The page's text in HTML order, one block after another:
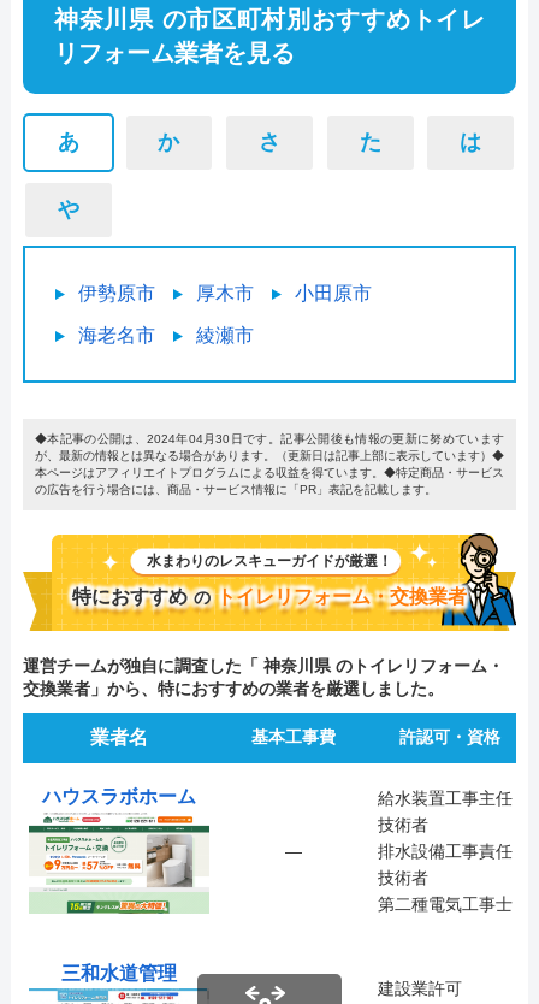
神奈川県 の市区町村別おすすめトイレ
リフォーム業者を見る
あ か さ た は
や
伊勢原市 厚木市 小田原市
海老名市 綾瀬市
◆本記事の公開は、2024年04月30日です。記事公開後も情報の更新に努めています
が、最新の情報とは異なる場合があります。（更新日は記事上部に表示しています）◆
本ページはアフィリエイトプログラムによる収益を得ています。◆特定商品・サービス
の広告を行う場合には、商品・サービス情報に「PR」表記を記載します。
水まわりのレスキューガイドが厳選！
特におすすめ の トイレリフォーム・交換業者
運営チームが独自に調査した「 神奈川県 のトイレリフォーム・
交換業者」から、特におすすめの業者を厳選しました。
業者名 基本工事費 許認可・資格
ハウスラボホーム
―
給水装置工事主任
技術者
排水設備工事責任
技術者
第二種電気工事士
三和水道管理
建設業許可